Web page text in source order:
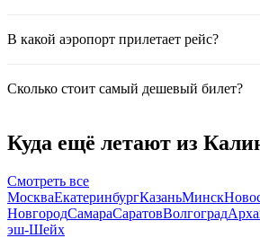
В какой аэропорт прилетает рейс?
Сколько стоит самый дешевый билет?
Куда ещё летают из
Смотреть все
МоскваЕкатеринбургКазаньМинск
НовгородСамараСаратовВолгоград
эш-Шейх